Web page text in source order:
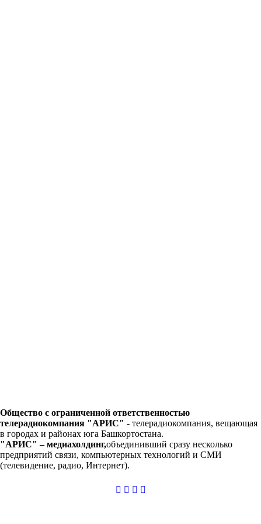
Общество с ограниченной ответственностью
телерадиокомпания "АРИС" - телерадиокомпания, вещающая
в городах и районах юга Башкортостана.
"АРИС" – медиахолдинг,объединивший сразу несколько
предприятий связи, компьютерных технологий и СМИ
(телевидение, радио, Интернет).